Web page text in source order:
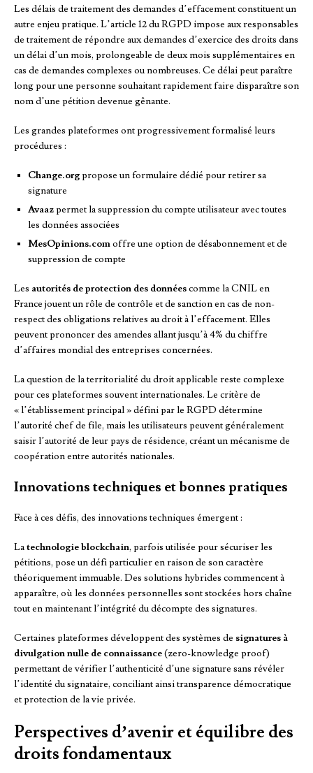
Les délais de traitement des demandes d’effacement constituent un
autre enjeu pratique. L’article 12 du RGPD impose aux responsables
de traitement de répondre aux demandes d’exercice des droits dans
un délai d’un mois, prolongeable de deux mois supplémentaires en
cas de demandes complexes ou nombreuses. Ce délai peut paraître
long pour une personne souhaitant rapidement faire disparaître son
nom d’une pétition devenue gênante.
Les grandes plateformes ont progressivement formalisé leurs
procédures :
Change.orgpropose un formulaire dédié pour retirer sa
signature
Avaazpermet la suppression du compte utilisateur avec toutes
les données associées
MesOpinions.comoffre une option de désabonnement et de
suppression de compte
Les autorités de protection des donnéescomme la CNIL en
France jouent un rôle de contrôle et de sanction en cas de non-
respect des obligations relatives au droit à l’effacement. Elles
peuvent prononcer des amendes allant jusqu’à 4% du chiffre
d’affaires mondial des entreprises concernées.
La question de la territorialité du droit applicable reste complexe
pour ces plateformes souvent internationales. Le critère de
« l’établissement principal » défini par le RGPD détermine
l’autorité chef de file, mais les utilisateurs peuvent généralement
saisir l’autorité de leur pays de résidence, créant un mécanisme de
coopération entre autorités nationales.
Innovations techniques et bonnes pratiques
Face à ces défis, des innovations techniques émergent :
Latechnologie blockchain, parfois utilisée pour sécuriser les
pétitions, pose un défi particulier en raison de son caractère
théoriquement immuable. Des solutions hybrides commencent à
apparaître, où les données personnelles sont stockées hors chaîne
tout en maintenant l’intégrité du décompte des signatures.
Certaines plateformes développent des systèmes de signatures à
divulgation nulle de connaissance(zero-knowledge proof)
permettant de vérifier l’authenticité d’une signature sans révéler
l’identité du signataire, conciliant ainsi transparence démocratique
et protection de la vie privée.
Perspectives d’avenir et équilibre des
droits fondamentaux